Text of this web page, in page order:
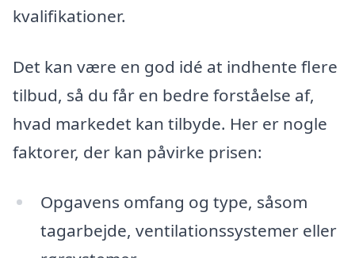
kvalifikationer.
Det kan være en god idé at indhente flere
tilbud, så du får en bedre forståelse af,
hvad markedet kan tilbyde. Her er nogle
faktorer, der kan påvirke prisen:
Opgavens omfang og type, såsom
tagarbejde, ventilationssystemer eller